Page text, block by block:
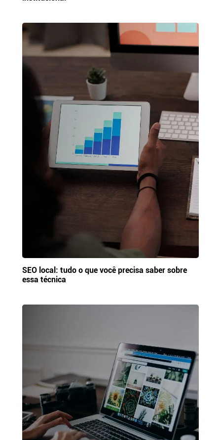
SEO local: tudo o que você precisa saber sobre
essa técnica